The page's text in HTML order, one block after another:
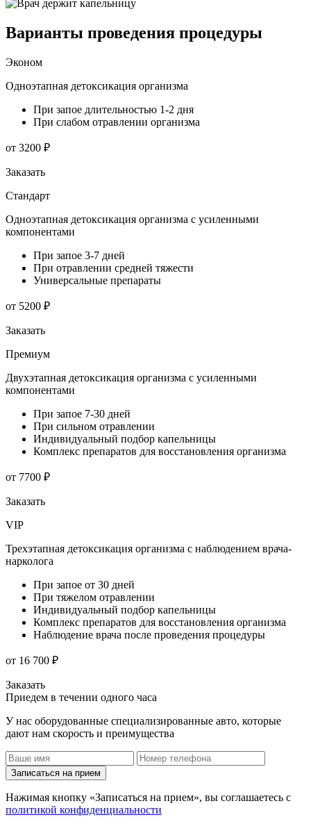
Варианты проведения процедуры
Эконом
Одноэтапная детоксикация организма
При запое длительностью 1-2 дня
При слабом отравлении организма
от 3200 ₽
Заказать
Стандарт
Одноэтапная детоксикация организма с усиленными
компонентами
При запое 3-7 дней
При отравлении средней тяжести
Универсальные препараты
от 5200 ₽
Заказать
Премиум
Двухэтапная детоксикация организма с усиленными
компонентами
При запое 7-30 дней
При сильном отравлении
Индивидуальный подбор капельницы
Комплекс препаратов для восстановления организма
от 7700 ₽
Заказать
VIP
Трехэтапная детоксикация организма с наблюдением врача-
нарколога
При запое от 30 дней
При тяжелом отравлении
Индивидуальный подбор капельницы
Комплекс препаратов для восстановления организма
Наблюдение врача после проведения процедуры
от 16 700 ₽
Заказать
Приедем в течении одного часа
У нас оборудованные специализированные авто, которые
дают нам скорость и преимущества
Записаться на прием
Нажимая кнопку «Записаться на прием», вы соглашаетесь с
политикой конфиденциальности